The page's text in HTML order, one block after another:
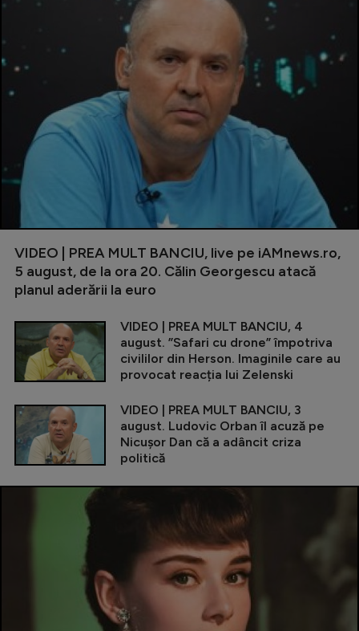
VIDEO | PREA MULT BANCIU, live pe iAMnews.ro,
5 august, de la ora 20. Călin Georgescu atacă
planul aderării la euro
VIDEO | PREA MULT BANCIU, 4
august. ”Safari cu drone” împotriva
civililor din Herson. Imaginile care au
provocat reacția lui Zelenski
VIDEO | PREA MULT BANCIU, 3
august. Ludovic Orban îl acuză pe
Nicușor Dan că a adâncit criza
politică